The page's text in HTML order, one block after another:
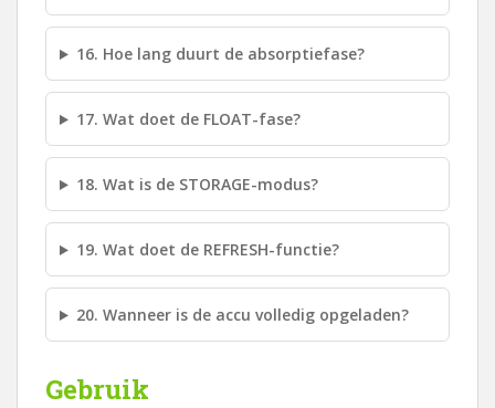
16. Hoe lang duurt de absorptiefase?
17. Wat doet de FLOAT-fase?
18. Wat is de STORAGE-modus?
19. Wat doet de REFRESH-functie?
20. Wanneer is de accu volledig opgeladen?
Gebruik